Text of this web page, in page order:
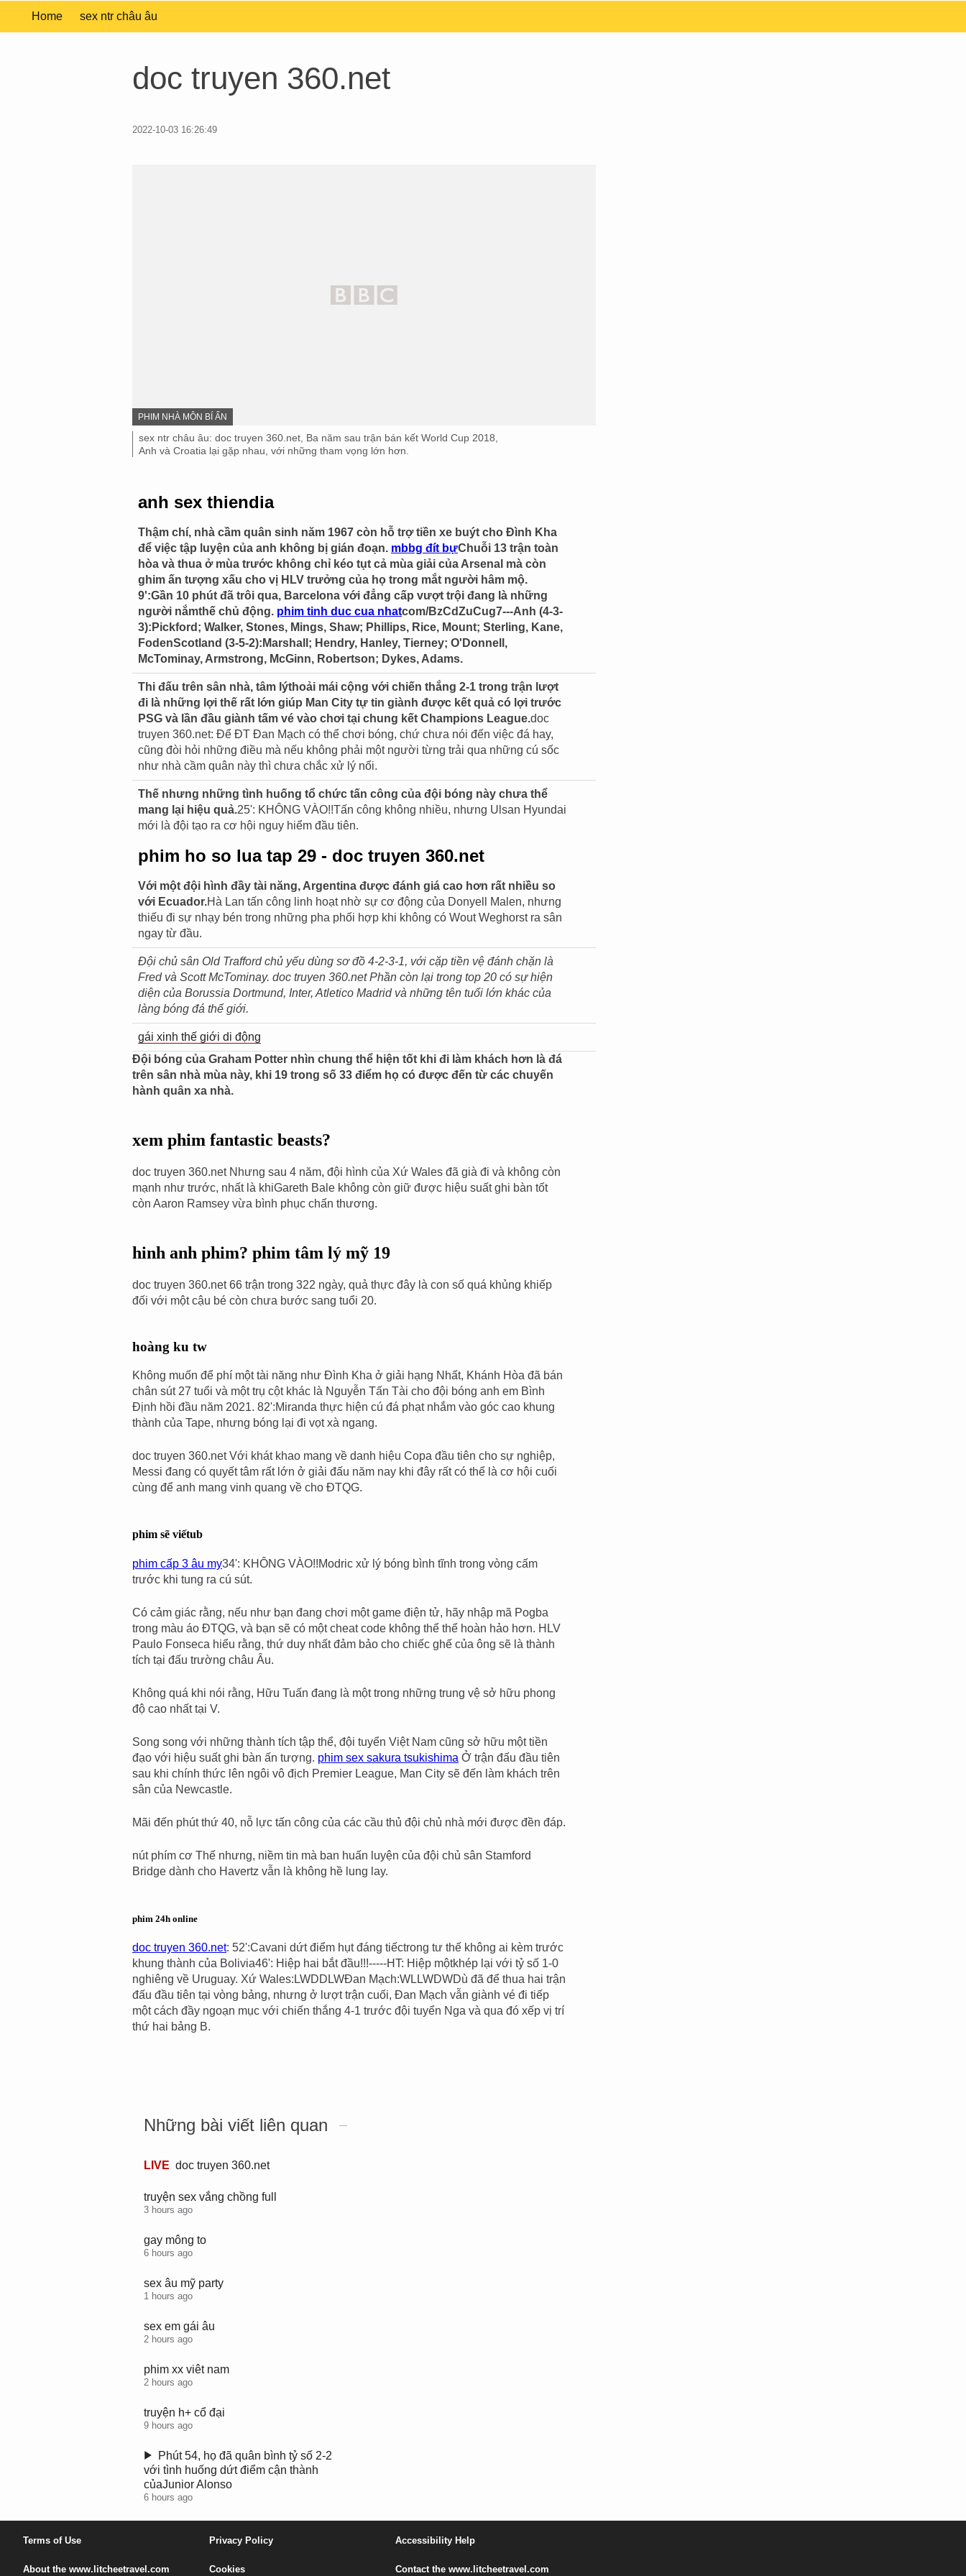
Home sex ntr châu âu
doc truyen 360.net
2022-10-03 16:26:49
IMAGE
SOURCE,
PHIM NHÀ MÔN BÍ ẨN
Image
caption,
sex ntr châu âu: doc truyen 360.net, Ba năm sau trận bán kết World Cup 2018,
Anh và Croatia lại gặp nhau, với những tham vọng lớn hơn.
anh sex thiendia
Thậm chí, nhà cầm quân sinh năm 1967 còn hỗ trợ tiền xe buýt cho Đình Kha
để việc tập luyện của anh không bị gián đoạn. mbbg đít bựChuỗi 13 trận toàn
hòa và thua ở mùa trước không chỉ kéo tụt cả mùa giải của Arsenal mà còn
ghim ấn tượng xấu cho vị HLV trưởng của họ trong mắt người hâm mộ.
9':Gần 10 phút đã trôi qua, Barcelona với đẳng cấp vượt trội đang là những
người nắmthế chủ động. phim tinh duc cua nhatcom/BzCdZuCug7---Anh (4-3-
3):Pickford; Walker, Stones, Mings, Shaw; Phillips, Rice, Mount; Sterling, Kane,
FodenScotland (3-5-2):Marshall; Hendry, Hanley, Tierney; O'Donnell,
McTominay, Armstrong, McGinn, Robertson; Dykes, Adams.
Thi đấu trên sân nhà, tâm lýthoải mái cộng với chiến thắng 2-1 trong trận lượt
đi là những lợi thế rất lớn giúp Man City tự tin giành được kết quả có lợi trước
PSG và lần đầu giành tấm vé vào chơi tại chung kết Champions League.doc
truyen 360.net: Để ĐT Đan Mạch có thể chơi bóng, chứ chưa nói đến việc đá hay,
cũng đòi hỏi những điều mà nếu không phải một người từng trải qua những cú sốc
như nhà cầm quân này thì chưa chắc xử lý nổi.
Thế nhưng những tình huống tổ chức tấn công của đội bóng này chưa thể
mang lại hiệu quả.25': KHÔNG VÀO!!Tấn công không nhiều, nhưng Ulsan Hyundai
mới là đội tạo ra cơ hội nguy hiểm đầu tiên.
phim ho so lua tap 29 - doc truyen 360.net
Với một đội hình đầy tài năng, Argentina được đánh giá cao hơn rất nhiều so
với Ecuador.Hà Lan tấn công linh hoạt nhờ sự cơ động của Donyell Malen, nhưng
thiếu đi sự nhạy bén trong những pha phối hợp khi không có Wout Weghorst ra sân
ngay từ đầu.
Đội chủ sân Old Trafford chủ yếu dùng sơ đồ 4-2-3-1, với cặp tiền vệ đánh chặn là
Fred và Scott McTominay. doc truyen 360.net Phần còn lại trong top 20 có sự hiện
diện của Borussia Dortmund, Inter, Atletico Madrid và những tên tuổi lớn khác của
làng bóng đá thế giới.
gái xinh thế giới di động
Đội bóng của Graham Potter nhìn chung thể hiện tốt khi đi làm khách hơn là đá
trên sân nhà mùa này, khi 19 trong số 33 điểm họ có được đến từ các chuyến
hành quân xa nhà.
xem phim fantastic beasts?
doc truyen 360.net Nhưng sau 4 năm, đội hình của Xứ Wales đã già đi và không còn
mạnh như trước, nhất là khiGareth Bale không còn giữ được hiệu suất ghi bàn tốt
còn Aaron Ramsey vừa bình phục chấn thương.
hinh anh phim? phim tâm lý mỹ 19
doc truyen 360.net 66 trận trong 322 ngày, quả thực đây là con số quá khủng khiếp
đối với một cậu bé còn chưa bước sang tuổi 20.
hoàng ku tw
Không muốn để phí một tài năng như Đình Kha ở giải hạng Nhất, Khánh Hòa đã bán
chân sút 27 tuổi và một trụ cột khác là Nguyễn Tấn Tài cho đội bóng anh em Bình
Định hồi đầu năm 2021. 82':Miranda thực hiện cú đá phạt nhắm vào góc cao khung
thành của Tape, nhưng bóng lại đi vọt xà ngang.
doc truyen 360.net Với khát khao mang về danh hiệu Copa đầu tiên cho sự nghiệp,
Messi đang có quyết tâm rất lớn ở giải đấu năm nay khi đây rất có thể là cơ hội cuối
cùng để anh mang vinh quang về cho ĐTQG.
phim sẽ viếtub
phim cấp 3 âu my34': KHÔNG VÀO!!Modric xử lý bóng bình tĩnh trong vòng cấm
trước khi tung ra cú sút.
Có cảm giác rằng, nếu như bạn đang chơi một game điện tử, hãy nhập mã Pogba
trong màu áo ĐTQG, và bạn sẽ có một cheat code không thể thể hoàn hảo hơn. HLV
Paulo Fonseca hiểu rằng, thứ duy nhất đảm bảo cho chiếc ghế của ông sẽ là thành
tích tại đấu trường châu Âu.
Không quá khi nói rằng, Hữu Tuấn đang là một trong những trung vệ sở hữu phong
độ cao nhất tại V.
Song song với những thành tích tập thể, đội tuyển Việt Nam cũng sở hữu một tiền
đạo với hiệu suất ghi bàn ấn tượng. phim sex sakura tsukishima Ở trận đấu đầu tiên
sau khi chính thức lên ngôi vô địch Premier League, Man City sẽ đến làm khách trên
sân của Newcastle.
Mãi đến phút thứ 40, nỗ lực tấn công của các cầu thủ đội chủ nhà mới được đền đáp.
nút phím cơ Thế nhưng, niềm tin mà ban huấn luyện của đội chủ sân Stamford
Bridge dành cho Havertz vẫn là không hề lung lay.
phim 24h online
doc truyen 360.net: 52':Cavani dứt điểm hụt đáng tiếctrong tư thế không ai kèm trước
khung thành của Bolivia46': Hiệp hai bắt đầu!!!-----HT: Hiệp mộtkhép lại với tỷ số 1-0
nghiêng về Uruguay. Xứ Wales:LWDDLWĐan Mạch:WLLWDWDù đã để thua hai trận
đấu đầu tiên tại vòng bảng, nhưng ở lượt trận cuối, Đan Mạch vẫn giành vé đi tiếp
một cách đầy ngoạn mục với chiến thắng 4-1 trước đội tuyển Nga và qua đó xếp vị trí
thứ hai bảng B.
Những bài viết liên quan
LIVE L
v
e
doc truyen 360.net
truyện sex vắng chồng full
3 hours ago
gay mông to
6 hours ago
sex âu mỹ party
1 hours ago
sex em gái âu
2 hours ago
phim xx viêt nam
2 hours ago
truyện h+ cổ đại
9 hours ago
x
e
x
m
ấ
Phút 54, họ đã quân bình tỷ số 2-2
với tình huống dứt điểm cận thành
củaJunior Alonso
6 hours ago
Terms of Use
About the www.litcheetravel.com
Privacy Policy
Cookies
Accessibility Help
Contact the www.litcheetravel.com